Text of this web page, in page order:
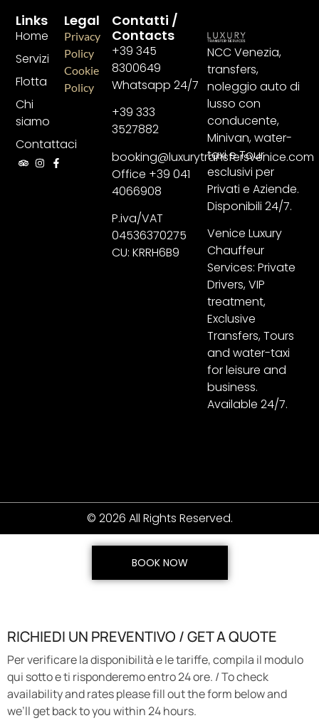
NCC Venezia,
transfers,
noleggio auto di
lusso con
conducente,
Minivan, water-
taxi e Tour
esclusivi per
Privati e Aziende.
Disponibili 24/7.
Venice Luxury
Chauffeur
Services: Private
Drivers, VIP
treatment,
Exclusive
Transfers, Tours
and water-taxi
for leisure and
business.
Available 24/7.
Contatti /
Contacts
+39 345
8300649
Whatsapp 24/7
+39 333
3527882
booking@luxurytransfersvenice.com
Office +39 041
4066908
P.iva/VAT
04536370275
CU: KRRH6B9
Links
Home
Servizi
Flotta
Chi
siamo
Contattaci
Legal
Privacy
Policy
Cookie
Policy
© 2026 All Rights Reserved.
BOOK NOW
RICHIEDI UN PREVENTIVO / GET A QUOTE
Per verificare la disponibilità e le tariffe, compila il modulo
qui sotto e ti risponderemo entro 24 ore. / To check
availability and rates please fill out the form below and
we’ll get back to you within 24 hours.